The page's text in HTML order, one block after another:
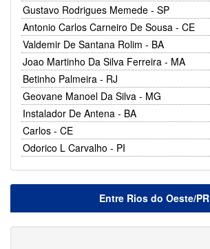
Gustavo Rodrigues Memede - SP
Antonio Carlos Carneiro De Sousa - CE
Valdemir De Santana Rolim - BA
Joao Martinho Da Silva Ferreira - MA
Betinho Palmeira - RJ
Geovane Manoel Da Silva - MG
Instalador De Antena - BA
Carlos - CE
Odorico L Carvalho - PI
Entre Rios do Oeste/PR